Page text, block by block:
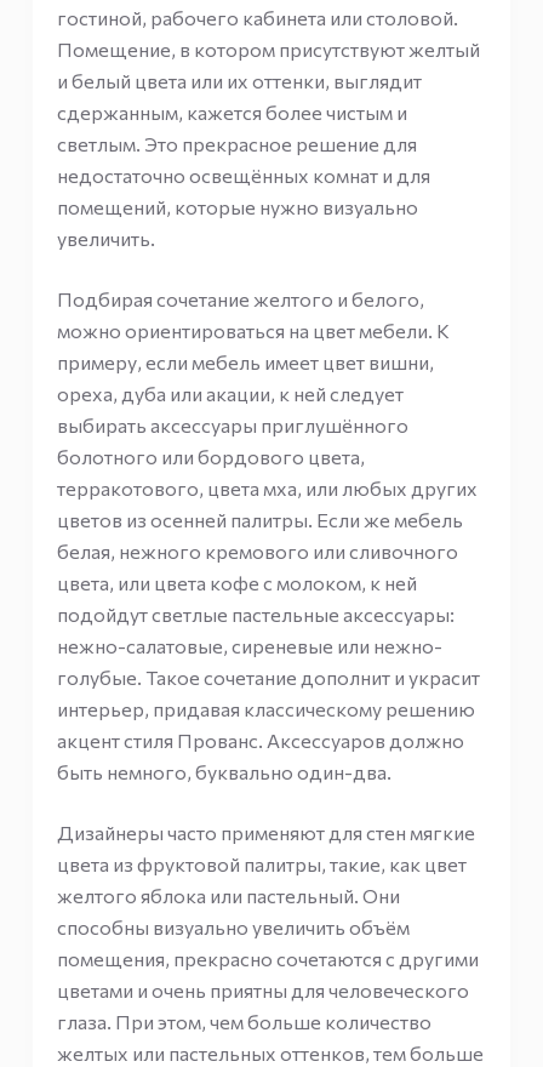
гостиной, рабочего кабинета или столовой.
Помещение, в котором присутствуют желтый
и белый цвета или их оттенки, выглядит
сдержанным, кажется более чистым и
светлым. Это прекрасное решение для
недостаточно освещённых комнат и для
помещений, которые нужно визуально
увеличить.
Подбирая сочетание желтого и белого,
можно ориентироваться на цвет мебели. К
примеру, если мебель имеет цвет вишни,
ореха, дуба или акации, к ней следует
выбирать аксессуары приглушённого
болотного или бордового цвета,
терракотового, цвета мха, или любых других
цветов из осенней палитры. Если же мебель
белая, нежного кремового или сливочного
цвета, или цвета кофе с молоком, к ней
подойдут светлые пастельные аксессуары:
нежно-салатовые, сиреневые или нежно-
голубые. Такое сочетание дополнит и украсит
интерьер, придавая классическому решению
акцент стиля Прованс. Аксессуаров должно
быть немного, буквально один-два.
Дизайнеры часто применяют для стен мягкие
цвета из фруктовой палитры, такие, как цвет
желтого яблока или пастельный. Они
способны визуально увеличить объём
помещения, прекрасно сочетаются с другими
цветами и очень приятны для человеческого
глаза. При этом, чем больше количество
желтых или пастельных оттенков, тем больше